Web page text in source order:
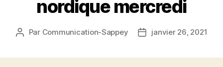
nordique mercredi
Auteur
Par Communication-Sappey
Datejanvier 26, 2021